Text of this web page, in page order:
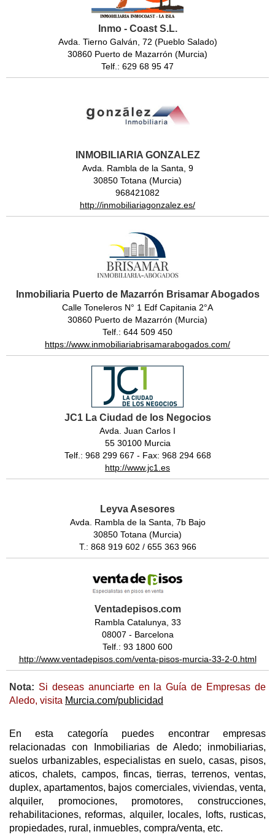
Inmo - Coast S.L.
Avda. Tierno Galván, 72 (Pueblo Salado)
30860 Puerto de Mazarrón (Murcia)
Telf.: 629 68 95 47
INMOBILIARIA GONZALEZ
Avda. Rambla de la Santa, 9
30850 Totana (Murcia)
968421082
http://inmobiliariagonzalez.es/
Inmobiliaria Puerto de Mazarrón Brisamar Abogados
Calle Toneleros N° 1 Edf Capitania 2°A
30860 Puerto de Mazarrón (Murcia)
Telf.: 644 509 450
https://www.inmobiliariabrisamarabogados.com/
JC1 La Ciudad de los Negocios
Avda. Juan Carlos I
55 30100 Murcia
Telf.: 968 299 667 - Fax: 968 294 668
http://www.jc1.es
Leyva Asesores
Avda. Rambla de la Santa, 7b Bajo
30850 Totana (Murcia)
T.: 868 919 602 / 655 363 966
Ventadepisos.com
Rambla Catalunya, 33
08007 - Barcelona
Telf.: 93 1800 600
http://www.ventadepisos.com/venta-pisos-murcia-33-2-0.html
Nota: Si deseas anunciarte en la Guía de Empresas de
Aledo, visita Murcia.com/publicidad
En esta categoría puedes encontrar empresas
relacionadas con Inmobiliarias de Aledo; inmobiliarias,
suelos urbanizables, especialistas en suelo, casas, pisos,
aticos, chalets, campos, fincas, tierras, terrenos, ventas,
duplex, apartamentos, bajos comerciales, viviendas, venta,
alquiler, promociones, promotores, construcciones,
rehabilitaciones, reformas, alquiler, locales, lofts, rusticas,
propiedades, rural, inmuebles, compra/venta, etc.